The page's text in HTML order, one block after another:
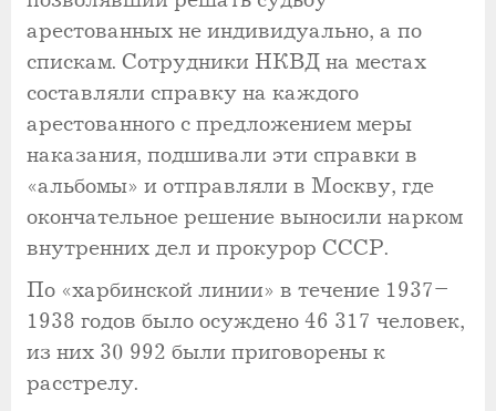
арестованных не индивидуально, а по
спискам. Сотрудники НКВД на местах
составляли справку на каждого
арестованного с предложением меры
наказания, подшивали эти справки в
«альбомы» и отправляли в Москву, где
окончательное решение выносили нарком
внутренних дел и прокурор СССР.
По «харбинской линии» в течение 1937–
1938 годов было осуждено 46 317 человек,
из них 30 992 были приговорены к
расстрелу.